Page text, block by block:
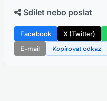
Sdílet nebo poslat
Facebook X (Twitter)
E-mail
Kopírovat odkaz